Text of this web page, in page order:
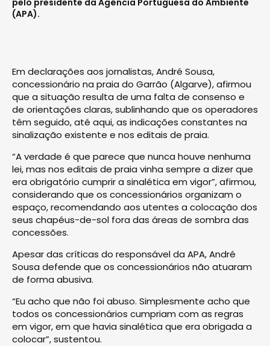
(APA).
Em declarações aos jornalistas, André Sousa,
concessionário na praia do Garrão (Algarve), afirmou
que a situação resulta de uma falta de consenso e
de orientações claras, sublinhando que os operadores
têm seguido, até aqui, as indicações constantes na
sinalização existente e nos editais de praia.
“A verdade é que parece que nunca houve nenhuma
lei, mas nos editais de praia vinha sempre a dizer que
era obrigatório cumprir a sinalética em vigor”, afirmou,
considerando que os concessionários organizam o
espaço, recomendando aos utentes a colocação dos
seus chapéus-de-sol fora das áreas de sombra das
concessões.
Apesar das críticas do responsável da APA, André
Sousa defende que os concessionários não atuaram
de forma abusiva.
“Eu acho que não foi abuso. Simplesmente acho que
todos os concessionários cumpriam com as regras
em vigor, em que havia sinalética que era obrigada a
colocar”, sustentou.